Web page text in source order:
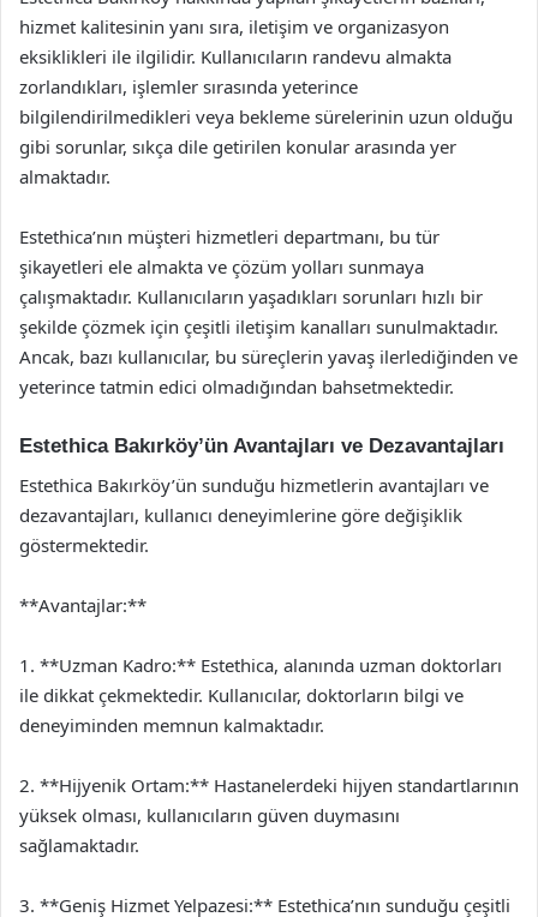
hizmet kalitesinin yanı sıra, iletişim ve organizasyon
eksiklikleri ile ilgilidir. Kullanıcıların randevu almakta
zorlandıkları, işlemler sırasında yeterince
bilgilendirilmedikleri veya bekleme sürelerinin uzun olduğu
gibi sorunlar, sıkça dile getirilen konular arasında yer
almaktadır.
Estethica’nın müşteri hizmetleri departmanı, bu tür
şikayetleri ele almakta ve çözüm yolları sunmaya
çalışmaktadır. Kullanıcıların yaşadıkları sorunları hızlı bir
şekilde çözmek için çeşitli iletişim kanalları sunulmaktadır.
Ancak, bazı kullanıcılar, bu süreçlerin yavaş ilerlediğinden ve
yeterince tatmin edici olmadığından bahsetmektedir.
Estethica Bakırköy’ün Avantajları ve Dezavantajları
Estethica Bakırköy’ün sunduğu hizmetlerin avantajları ve
dezavantajları, kullanıcı deneyimlerine göre değişiklik
göstermektedir.
**Avantajlar:**
1. **Uzman Kadro:** Estethica, alanında uzman doktorları
ile dikkat çekmektedir. Kullanıcılar, doktorların bilgi ve
deneyiminden memnun kalmaktadır.
2. **Hijyenik Ortam:** Hastanelerdeki hijyen standartlarının
yüksek olması, kullanıcıların güven duymasını
sağlamaktadır.
3. **Geniş Hizmet Yelpazesi:** Estethica’nın sunduğu çeşitli